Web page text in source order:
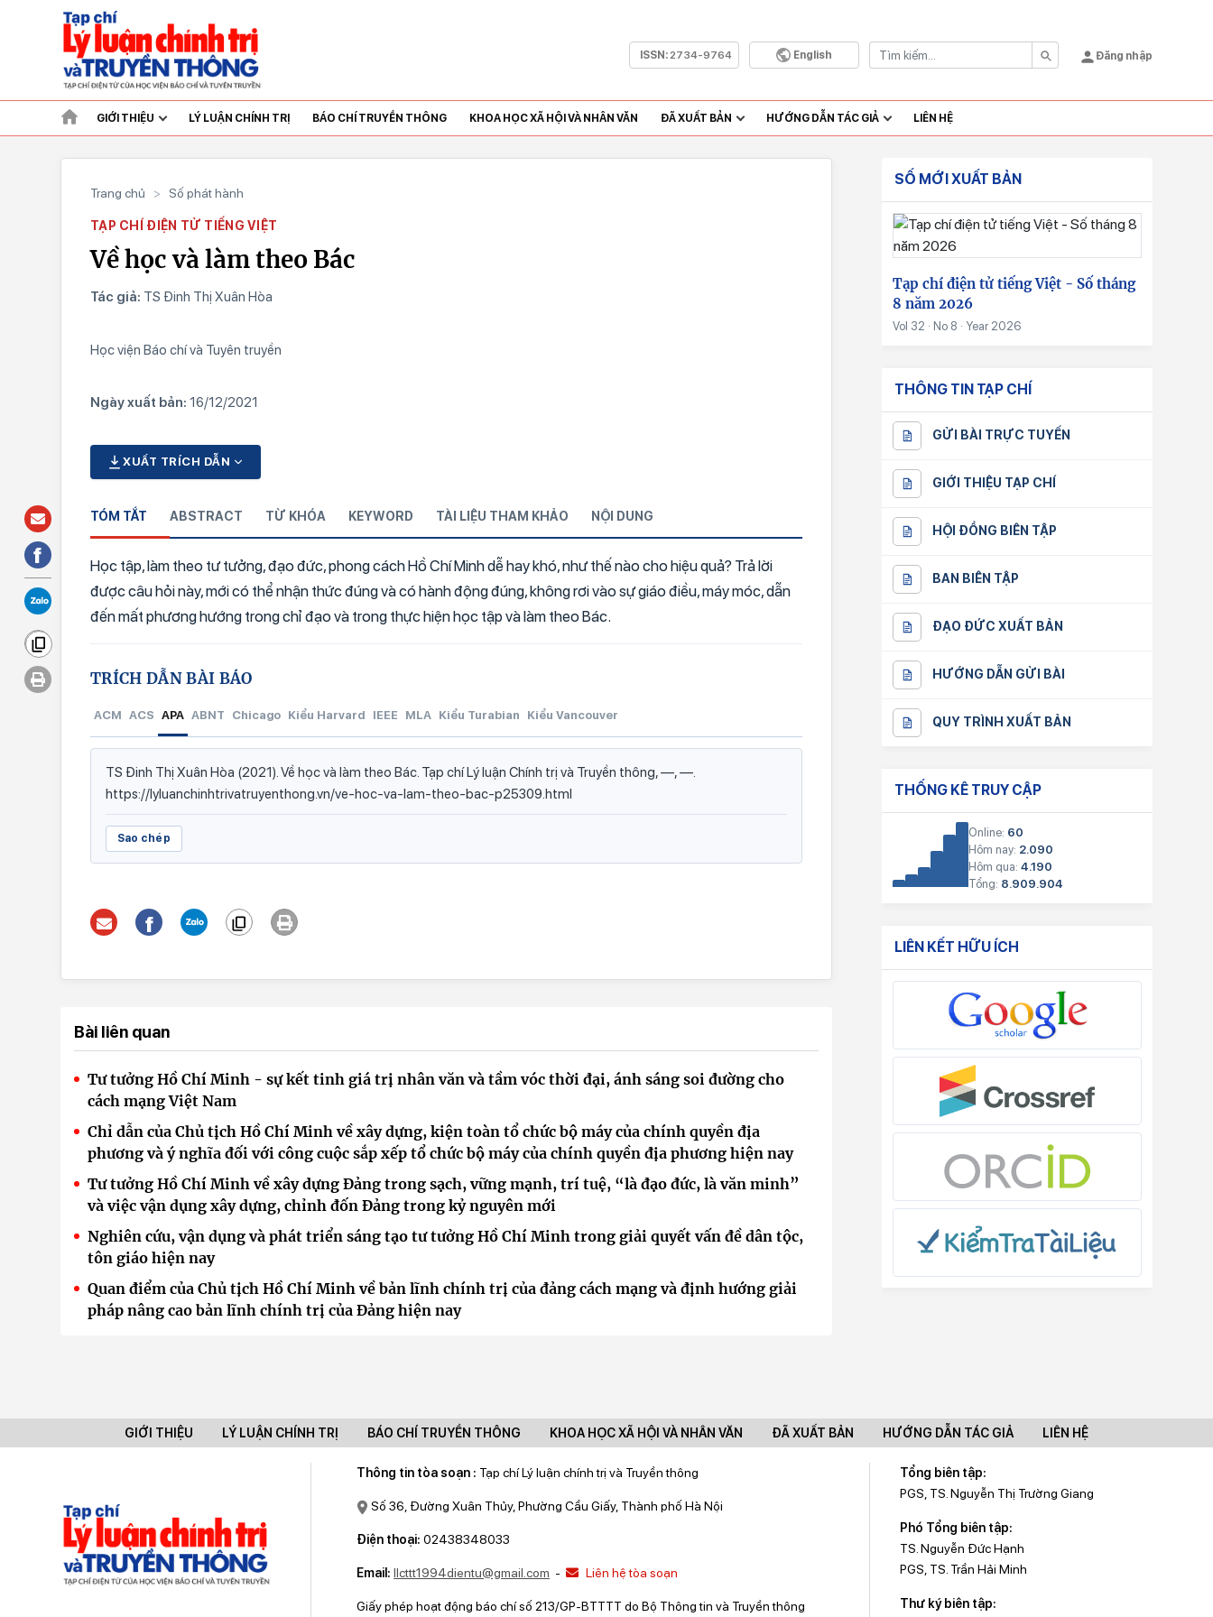
ISSN:2734-9764 English Đăng nhập
GIỚI THIỆU LÝ LUẬN CHÍNH TRỊ BÁO CHÍ TRUYỀN THÔNG KHOA HỌC XÃ HỘI VÀ NHÂN VĂN ĐÃ XUẤT BẢN HƯỚNG DẪN TÁC GIẢ LIÊN HỆ
Trang chủ > Số phát hành
TẠP CHÍ ĐIỆN TỬ TIẾNG VIỆT
Về học và làm theo Bác
Tác giả: TS Đinh Thị Xuân Hòa
Học viện Báo chí và Tuyên truyền
Ngày xuất bản: 16/12/2021
XUẤT TRÍCH DẪN
TÓM TẮT ABSTRACT TỪ KHÓA KEYWORD TÀI LIỆU THAM KHẢO NỘI DUNG
Học tập, làm theo tư tưởng, đạo đức, phong cách Hồ Chí Minh dễ hay khó, như thế nào cho hiệu quả? Trả lời
được câu hỏi này, mới có thể nhận thức đúng và có hành động đúng, không rơi vào sự giáo điều, máy móc, dẫn
đến mất phương hướng trong chỉ đạo và trong thực hiện học tập và làm theo Bác.
TRÍCH DẪN BÀI BÁO
ACM ACS APA ABNT Chicago Kiểu Harvard IEEE MLA Kiểu Turabian Kiểu Vancouver
TS Đinh Thị Xuân Hòa (2021). Về học và làm theo Bác. Tạp chí Lý luận Chính trị và Truyền thông, —, —.
https://lyluanchinhtrivatruyenthong.vn/ve-hoc-va-lam-theo-bac-p25309.html
Sao chép
Bài liên quan
Tư tưởng Hồ Chí Minh - sự kết tinh giá trị nhân văn và tầm vóc thời đại, ánh sáng soi đường cho
cách mạng Việt Nam
Chỉ dẫn của Chủ tịch Hồ Chí Minh về xây dựng, kiện toàn tổ chức bộ máy của chính quyền địa
phương và ý nghĩa đối với công cuộc sắp xếp tổ chức bộ máy của chính quyền địa phương hiện nay
Tư tưởng Hồ Chí Minh về xây dựng Đảng trong sạch, vững mạnh, trí tuệ, “là đạo đức, là văn minh”
và việc vận dụng xây dựng, chỉnh đốn Đảng trong kỷ nguyên mới
Nghiên cứu, vận dụng và phát triển sáng tạo tư tưởng Hồ Chí Minh trong giải quyết vấn đề dân tộc,
tôn giáo hiện nay
Quan điểm của Chủ tịch Hồ Chí Minh về bản lĩnh chính trị của đảng cách mạng và định hướng giải
pháp nâng cao bản lĩnh chính trị của Đảng hiện nay
SỐ MỚI XUẤT BẢN
Tạp chí điện tử tiếng Việt - Số tháng
8 năm 2026
Vol 32 · No 8 · Year 2026
THÔNG TIN TẠP CHÍ
GỬI BÀI TRỰC TUYẾN
GIỚI THIỆU TẠP CHÍ
HỘI ĐỒNG BIÊN TẬP
BAN BIÊN TẬP
ĐẠO ĐỨC XUẤT BẢN
HƯỚNG DẪN GỬI BÀI
QUY TRÌNH XUẤT BẢN
THỐNG KÊ TRUY CẬP
Online: 60
Hôm nay: 2.090
Hôm qua: 4.190
Tổng: 8.909.904
LIÊN KẾT HỮU ÍCH
GIỚI THIỆU LÝ LUẬN CHÍNH TRỊ BÁO CHÍ TRUYỀN THÔNG KHOA HỌC XÃ HỘI VÀ NHÂN VĂN ĐÃ XUẤT BẢN HƯỚNG DẪN TÁC GIẢ LIÊN HỆ
Thông tin tòa soạn : Tạp chí Lý luận chính trị và Truyền thông
Số 36, Đường Xuân Thủy, Phường Cầu Giấy, Thành phố Hà Nội
Điện thoại: 02438348033
Email: llcttt1994dientu@gmail.com - Liên hệ tòa soạn
Giấy phép hoạt động báo chí số 213/GP-BTTTT do Bộ Thông tin và Truyền thông
Tổng biên tập:
PGS, TS. Nguyễn Thị Trường Giang
Phó Tổng biên tập:
TS. Nguyễn Đức Hạnh
PGS, TS. Trần Hải Minh
Thư ký biên tập: